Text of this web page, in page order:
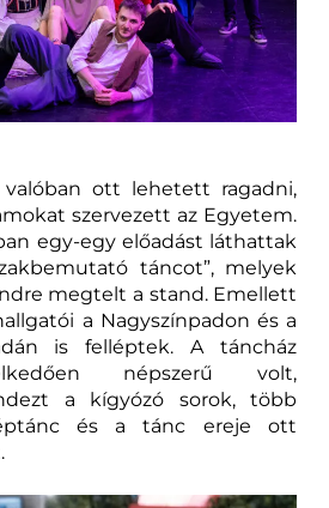
valóban ott lehetett ragadni,
szervezett az Egyetem.
egy-egy előadást láthattak
táncot”, melyek
megtelt a stand. Emellett
a Nagyszínpadon és a
is felléptek. A táncház
népszerű volt,
a kígyózó sorok, több
és a tánc ereje ott